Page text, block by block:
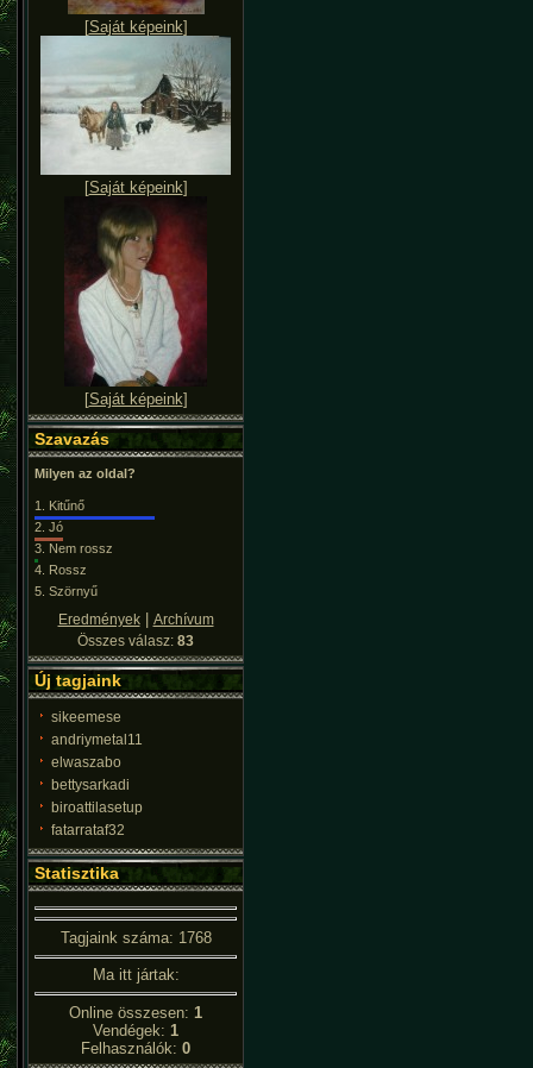
[Saját képeink]
[Saját képeink]
[Saját képeink]
Szavazás
Milyen az oldal?
1. Kitűnő
2. Jó
3. Nem rossz
4. Rossz
5. Szörnyű
Eredmények| Archívum
Összes válasz: 83
Új tagjaink
sikeemese
andriymetal11
elwaszabo
bettysarkadi
biroattilasetup
fatarrataf32
Statisztika
Tagjaink száma: 1768
Ma itt jártak:
Online összesen: 1
Vendégek: 1
Felhasználók: 0